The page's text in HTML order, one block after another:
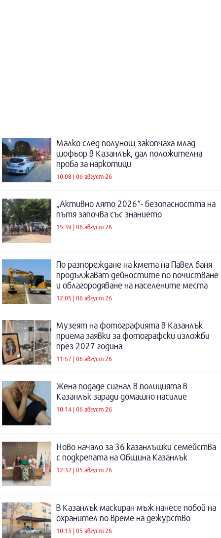
Малко след полунощ закопчаха млад
шофьор в Казанлък, дал положителна
проба за наркотици
10:08 | 06 август 26
„Активно лято 2026“- безопасността на
пътя започва със знанието
15:39 | 06 август 26
По разпореждане на кмета на Павел баня
продължават дейностите по почистване
и облагородяване на населените места
12:05 | 06 август 26
Музеят на фотографията в Казанлък
приема заявки за фотографски изложби
през 2027 година
11:57 | 06 август 26
Жена подаде сигнал в полицията в
Казанлък заради домашно насилие
10:14 | 06 август 26
Ново начало за 36 казанлъшки семейства
с подкрепата на Община Казанлък
12:32 | 05 август 26
В Казанлък маскиран мъж нанесе побой на
охранител по време на дежурство
10:15 | 05 август 26